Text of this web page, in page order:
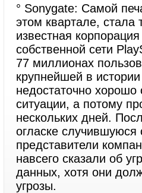
° Sonygate: Самой
этом квартале, стала
известная
собственной сети
77 миллионах
крупнейшей в
недостаточно
ситуации, а потому
нескольких дней.
огласке
представители
навсего сказали об
данных, хотя они
угрозы.